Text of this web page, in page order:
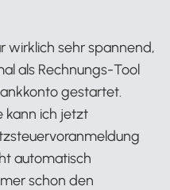
wirklich sehr spannend,
als Rechnungs-Tool
gestartet.
kann ich jetzt
automatisch
schon den